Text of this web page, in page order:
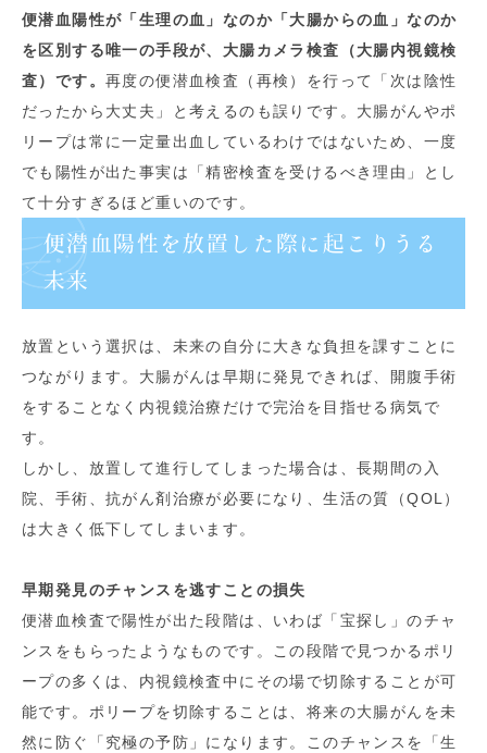
便潜血陽性が「生理の血」なのか「大腸からの血」なのか
を区別する唯一の手段が、大腸カメラ検査（大腸内視鏡検
査）です。 再度の便潜血検査（再検）を行って「次は陰性
だったから大丈夫」と考えるのも誤りです。大腸がんやポ
リープは常に一定量出血しているわけではないため、一度
でも陽性が出た事実は「精密検査を受けるべき理由」とし
て十分すぎるほど重いのです。
便潜血陽性を放置した際に起こりうる
未来
放置という選択は、未来の自分に大きな負担を課すことに
つながります。大腸がんは早期に発見できれば、開腹手術
をすることなく内視鏡治療だけで完治を目指せる病気で
す。
しかし、放置して進行してしまった場合は、長期間の入
院、手術、抗がん剤治療が必要になり、生活の質（QOL）
は大きく低下してしまいます。
早期発見のチャンスを逃すことの損失
便潜血検査で陽性が出た段階は、いわば「宝探し」のチャ
ンスをもらったようなものです。この段階で見つかるポリ
ープの多くは、内視鏡検査中にその場で切除することが可
能です。ポリープを切除することは、将来の大腸がんを未
然に防ぐ「究極の予防」になります。このチャンスを「生